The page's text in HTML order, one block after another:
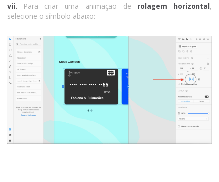
vii. Para criar uma animação de rolagem horizontal,
selecione o símbolo abaixo: